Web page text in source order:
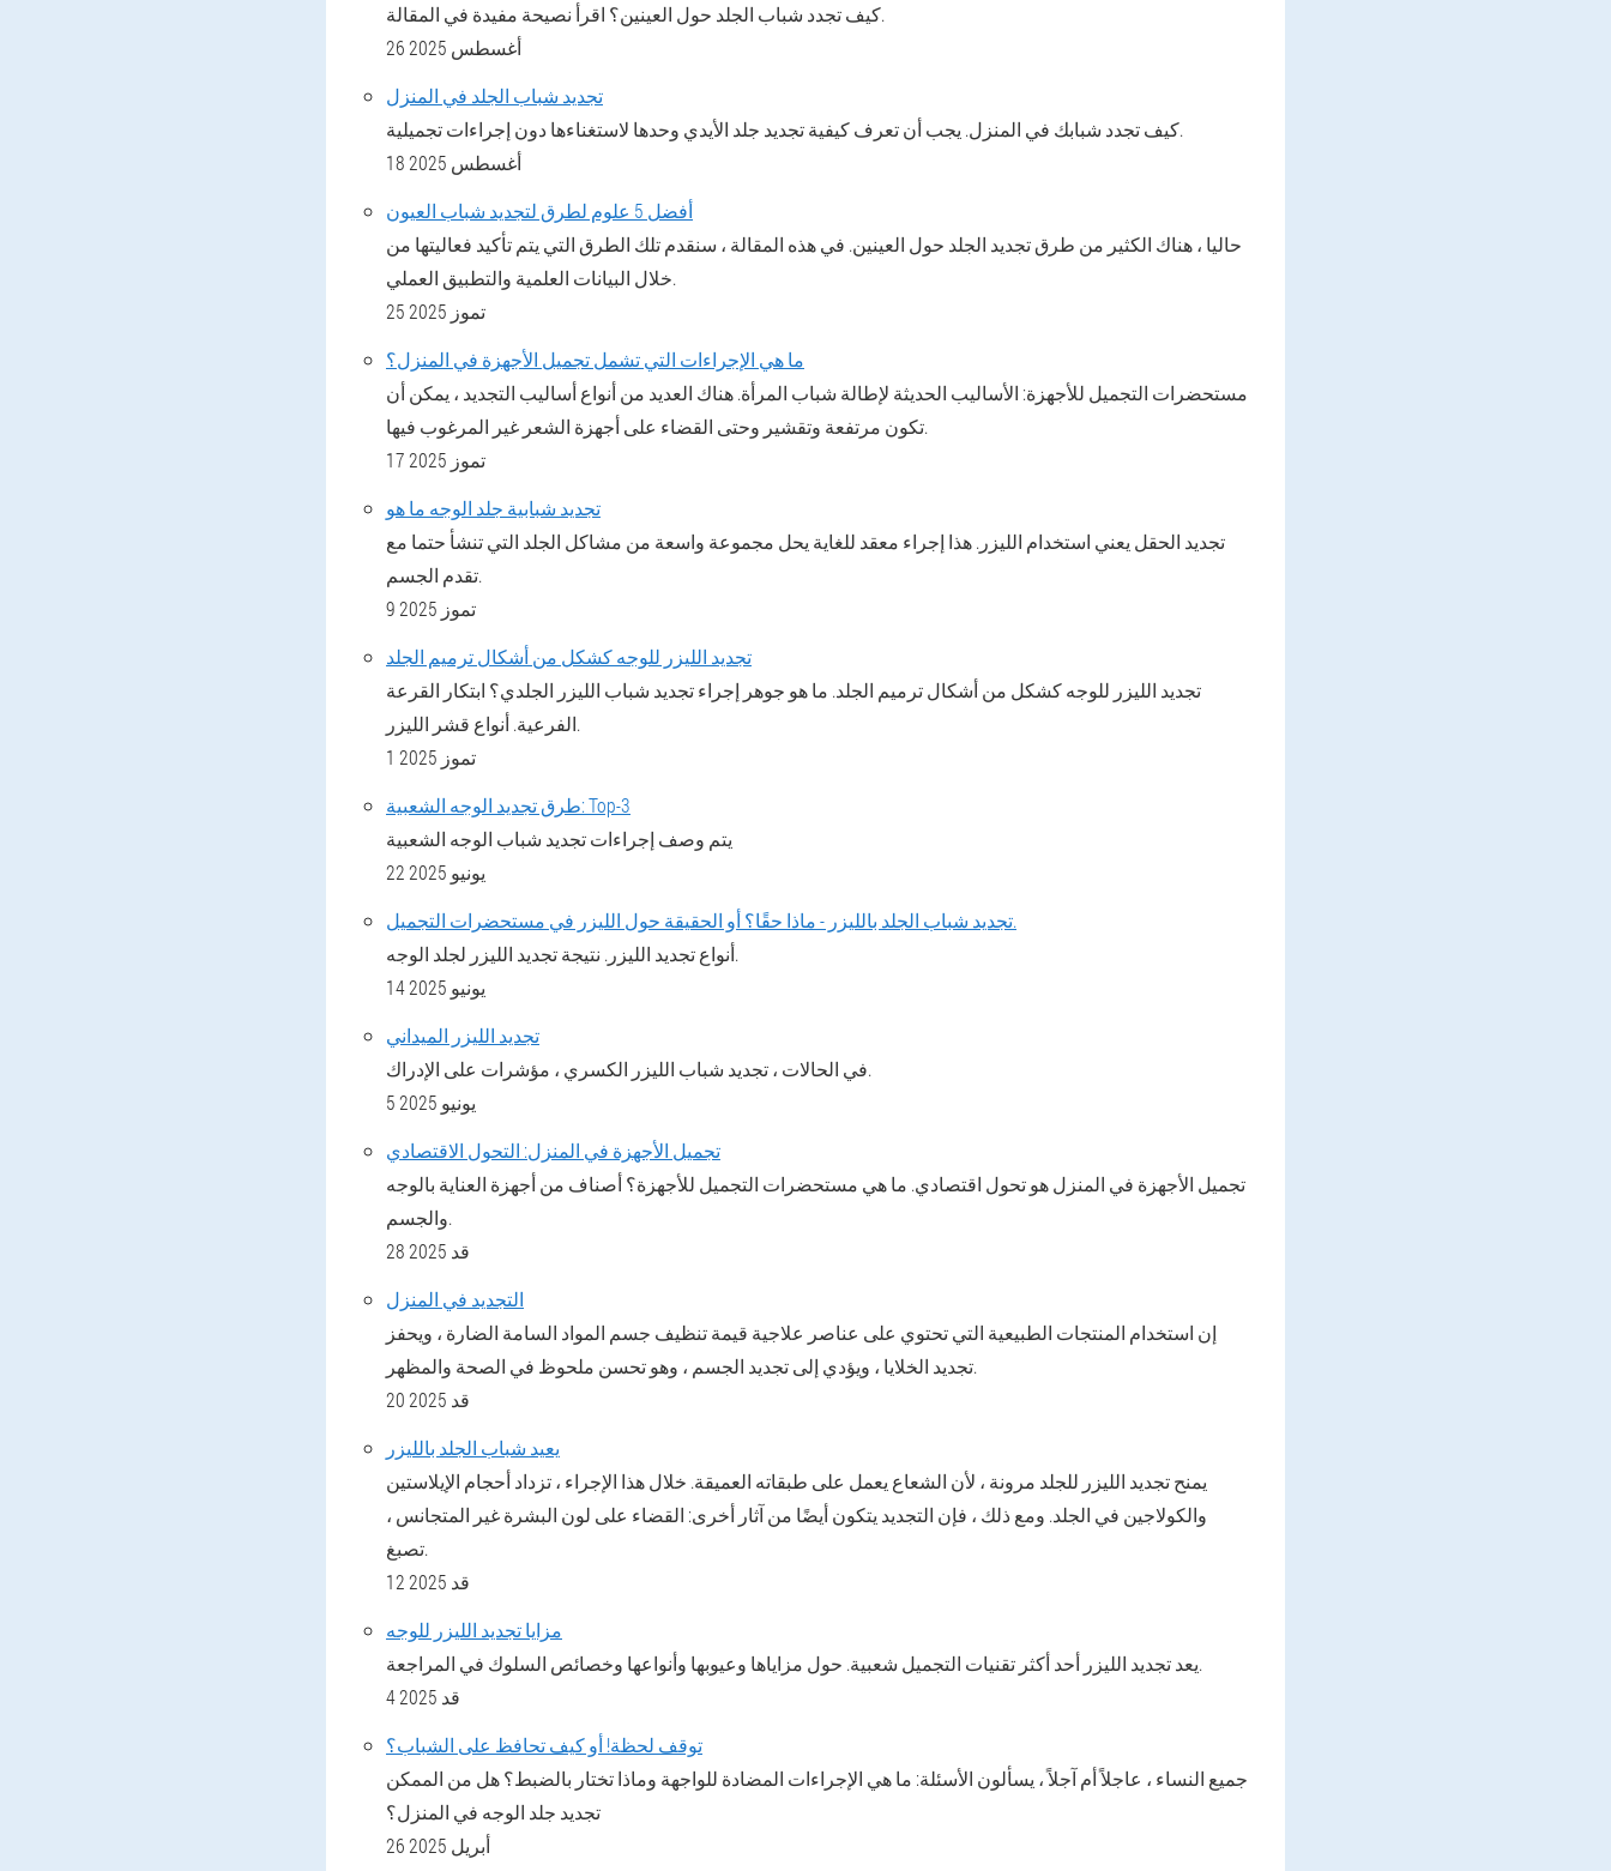
كيف تجدد شباب الجلد حول العينين؟ اقرأ نصيحة مفيدة في المقالة.
26 أغسطس 2025
تجديد شباب الجلد في المنزل
كيف تجدد شبابك في المنزل. يجب أن تعرف كيفية تجديد جلد الأيدي وحدها لاستغناءها دون إجراءات تجميلية.
18 أغسطس 2025
أفضل 5 علوم لطرق لتجديد شباب العيون
حاليا ، هناك الكثير من طرق تجديد الجلد حول العينين. في هذه المقالة ، سنقدم تلك الطرق التي يتم تأكيد فعاليتها من
خلال البيانات العلمية والتطبيق العملي.
25 تموز 2025
ما هي الإجراءات التي تشمل تجميل الأجهزة في المنزل؟
مستحضرات التجميل للأجهزة: الأساليب الحديثة لإطالة شباب المرأة. هناك العديد من أنواع أساليب التجديد ، يمكن أن
تكون مرتفعة وتقشير وحتى القضاء على أجهزة الشعر غير المرغوب فيها.
17 تموز 2025
تجديد شبابية جلد الوجه ما هو
تجديد الحقل يعني استخدام الليزر. هذا إجراء معقد للغاية يحل مجموعة واسعة من مشاكل الجلد التي تنشأ حتما مع
تقدم الجسم.
9 تموز 2025
تجديد الليزر للوجه كشكل من أشكال ترميم الجلد
تجديد الليزر للوجه كشكل من أشكال ترميم الجلد. ما هو جوهر إجراء تجديد شباب الليزر الجلدي؟ ابتكار القرعة
الفرعية. أنواع قشر الليزر.
1 تموز 2025
طرق تجديد الوجه الشعبية: Top-3
يتم وصف إجراءات تجديد شباب الوجه الشعبية
22 يونيو 2025
تجديد شباب الجلد بالليزر - ماذا حقًا؟ أو الحقيقة حول الليزر في مستحضرات التجميل.
أنواع تجديد الليزر. نتيجة تجديد الليزر لجلد الوجه.
14 يونيو 2025
تجديد الليزر الميداني
في الحالات ، تجديد شباب الليزر الكسري ، مؤشرات على الإدراك.
5 يونيو 2025
تجميل الأجهزة في المنزل: التحول الاقتصادي
تجميل الأجهزة في المنزل هو تحول اقتصادي. ما هي مستحضرات التجميل للأجهزة؟ أصناف من أجهزة العناية بالوجه
والجسم.
28 قد 2025
التجديد في المنزل
إن استخدام المنتجات الطبيعية التي تحتوي على عناصر علاجية قيمة تنظيف جسم المواد السامة الضارة ، ويحفز
تجديد الخلايا ، ويؤدي إلى تجديد الجسم ، وهو تحسن ملحوظ في الصحة والمظهر.
20 قد 2025
يعيد شباب الجلد بالليزر
يمنح تجديد الليزر للجلد مرونة ، لأن الشعاع يعمل على طبقاته العميقة. خلال هذا الإجراء ، تزداد أحجام الإيلاستين
والكولاجين في الجلد. ومع ذلك ، فإن التجديد يتكون أيضًا من آثار أخرى: القضاء على لون البشرة غير المتجانس ،
تصبغ.
12 قد 2025
مزايا تجديد الليزر للوجه
يعد تجديد الليزر أحد أكثر تقنيات التجميل شعبية. حول مزاياها وعيوبها وأنواعها وخصائص السلوك في المراجعة.
4 قد 2025
توقف لحظة! أو كيف تحافظ على الشباب؟
جميع النساء ، عاجلاً أم آجلاً ، يسألون الأسئلة: ما هي الإجراءات المضادة للواجهة وماذا تختار بالضبط؟ هل من الممكن
تجديد جلد الوجه في المنزل؟
26 أبريل 2025